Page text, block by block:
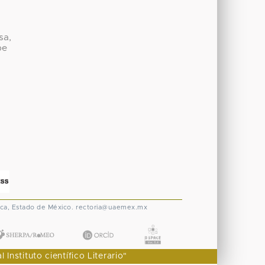
Estado de México. rectoria@uaemex.mx
Instituto científico Literario"